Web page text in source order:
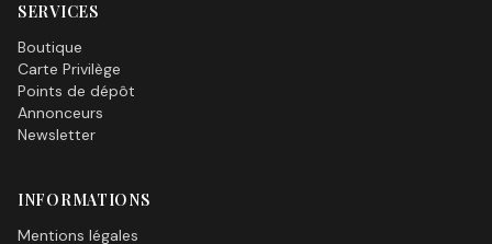
SERVICES
Boutique
Carte Privilège
Points de dépôt
Annonceurs
Newsletter
INFORMATIONS
Mentions légales